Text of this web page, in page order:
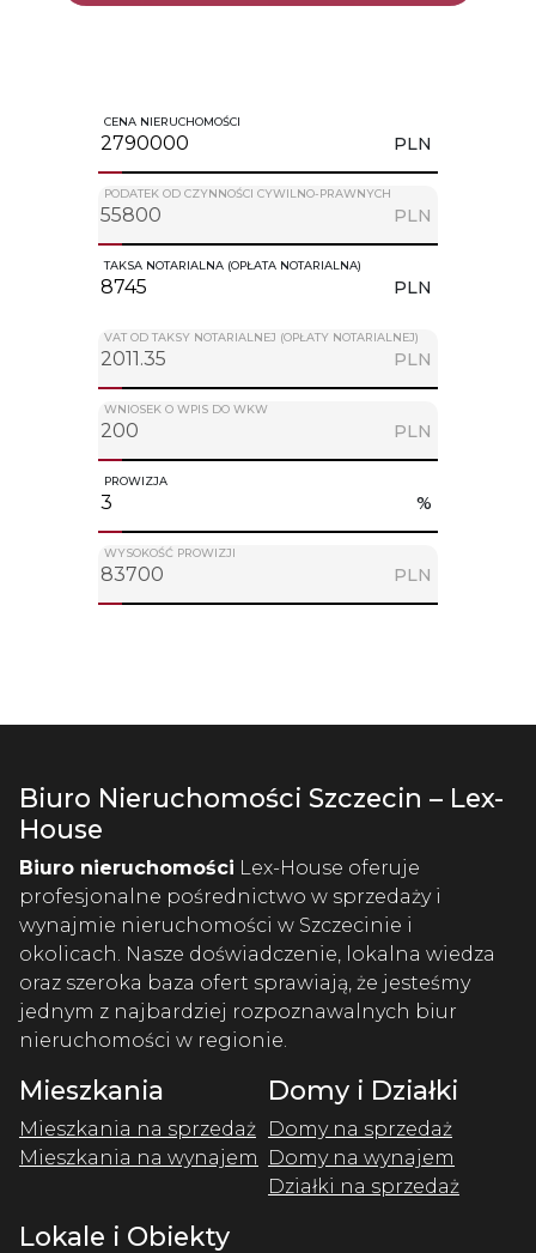
CENA NIERUCHOMOŚCI
PLN
PODATEK OD CZYNNOŚCI CYWILNO-PRAWNYCH
PLN
TAKSA NOTARIALNA (OPŁATA NOTARIALNA)
PLN
VAT OD TAKSY NOTARIALNEJ (OPŁATY NOTARIALNEJ)
PLN
WNIOSEK O WPIS DO WKW
PLN
PROWIZJA
%
WYSOKOŚĆ PROWIZJI
PLN
Biuro Nieruchomości Szczecin – Lex-
House
Biuro nieruchomości Lex-House oferuje
profesjonalne pośrednictwo w sprzedaży i
wynajmie nieruchomości w Szczecinie i
okolicach. Nasze doświadczenie, lokalna wiedza
oraz szeroka baza ofert sprawiają, że jesteśmy
jednym z najbardziej rozpoznawalnych biur
nieruchomości w regionie.
Mieszkania
Mieszkania na sprzedaż
Mieszkania na wynajem
Domy i Działki
Domy na sprzedaż
Domy na wynajem
Działki na sprzedaż
Lokale i Obiekty